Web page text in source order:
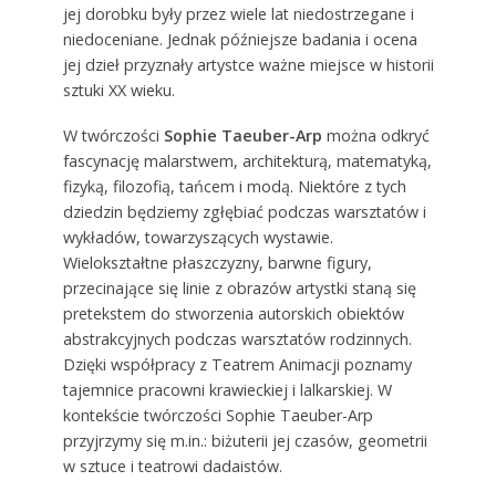
jej dorobku były przez wiele lat niedostrzegane i
niedoceniane. Jednak późniejsze badania i ocena
jej dzieł przyznały artystce ważne miejsce w historii
sztuki XX wieku.
W twórczości Sophie Taeuber-Arp można odkryć
fascynację malarstwem, architekturą, matematyką,
fizyką, filozofią, tańcem i modą. Niektóre z tych
dziedzin będziemy zgłębiać podczas warsztatów i
wykładów, towarzyszących wystawie.
Wielokształtne płaszczyzny, barwne figury,
przecinające się linie z obrazów artystki staną się
pretekstem do stworzenia autorskich obiektów
abstrakcyjnych podczas warsztatów rodzinnych.
Dzięki współpracy z Teatrem Animacji poznamy
tajemnice pracowni krawieckiej i lalkarskiej. W
kontekście twórczości Sophie Taeuber-Arp
przyjrzymy się m.in.: biżuterii jej czasów, geometrii
w sztuce i teatrowi dadaistów.